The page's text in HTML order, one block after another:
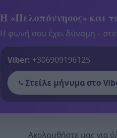
Η «Πελοπόννησος» και
Η φωνή σου έχει δύναμη –
Viber: +306909196125
Στείλε μήνυμα στο
Ακολουθήστε μας για